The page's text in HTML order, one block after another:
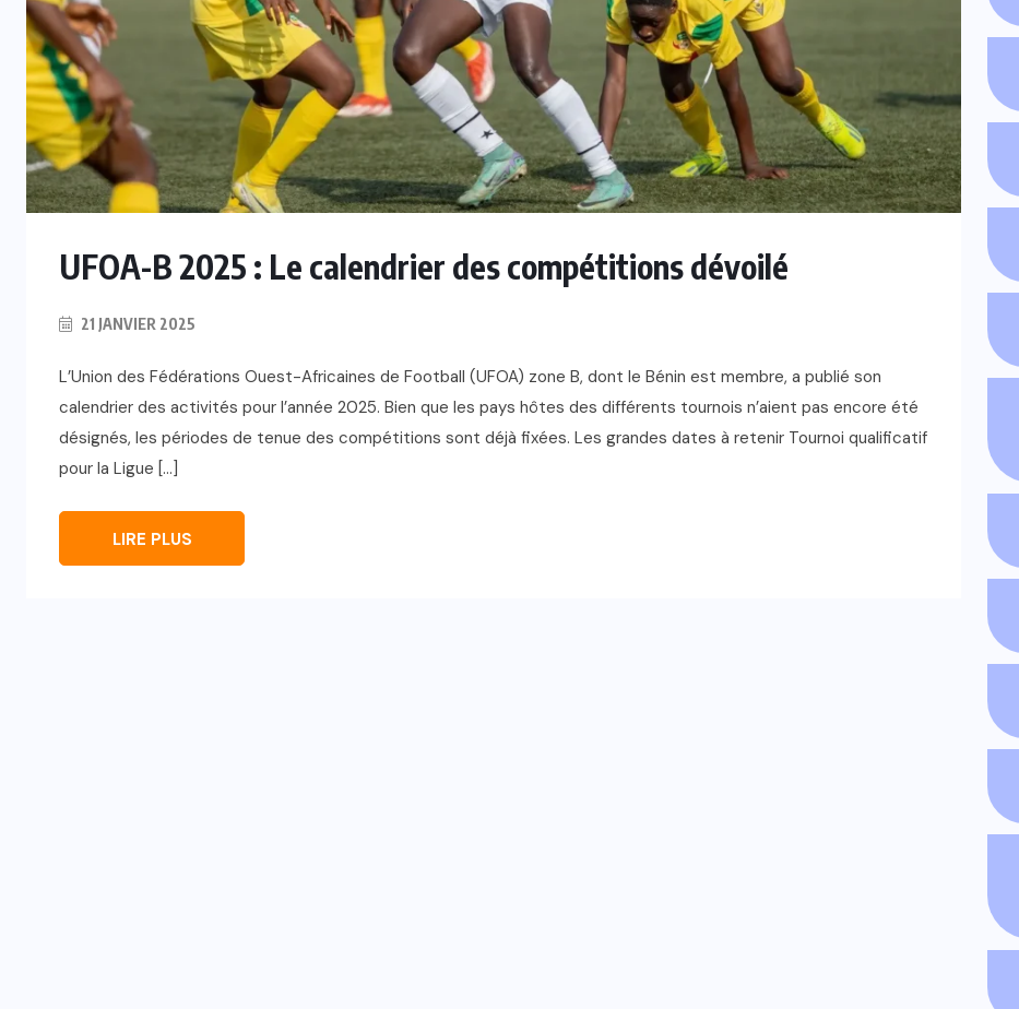
UFOA-B 2025 : Le calendrier des compétitions dévoilé
21 JANVIER 2025
L’Union des Fédérations Ouest-Africaines de Football (UFOA) zone B, dont le Bénin est membre, a publié son
calendrier des activités pour l’année 2025. Bien que les pays hôtes des différents tournois n’aient pas encore été
désignés, les périodes de tenue des compétitions sont déjà fixées. Les grandes dates à retenir Tournoi qualificatif
pour la Ligue […]
LIRE PLUS